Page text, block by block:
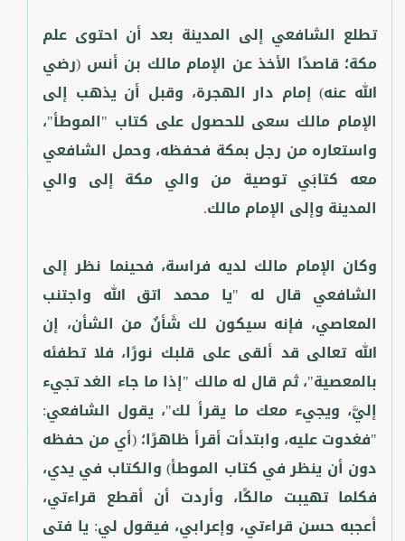
تطلع الشافعي إلى المدينة بعد أن احتوى علم
مكة؛ قاصدًا الأخذ عن الإمام مالك بن أنس (رضي
الله عنه) إمام دار الهجرة، وقبل أن يذهب إلى
الإمام مالك سعى للحصول على كتاب "الموطأ"،
واستعاره من رجل بمكة فحفظه، وحمل الشافعي
معه كتابَي توصية من والي مكة إلى والي
وكان الإمام مالك لديه فراسة، فحينما نظر إلى
الشافعي قال له "يا محمد اتق الله واجتنب
المعاصي، فإنه سيكون لك شَأنٌ من الشأن، إن
الله تعالى قد ألقى على قلبك نورًا، فلا تطفئه
بالمعصية"، ثم قال له مالك "إذا ما جاء الغد تجيء
إليَّ، ويجيء معك ما يقرأ لك"، يقول الشافعي:
"فغدوت عليه، وابتدأت أقرأ ظاهرًا؛ (أي من حفظه
دون أن ينظر في كتاب الموطأ) والكتاب في يدي،
فكلما تهيبت مالكًا، وأردت أن أقطع قراءتي،
أعجبه حسن قراءتي، وإعرابي، فيقول لي: يا فتى